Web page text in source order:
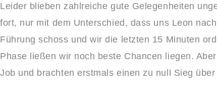
Leider blieben zahlreiche gute Gelegenheiten
fort, nur mit dem Unterschied, dass uns Leon
Führung schoss und wir die letzten 15 Minuten
Phase ließen wir noch beste Chancen liegen.
Job und brachten erstmals einen zu null Sieg